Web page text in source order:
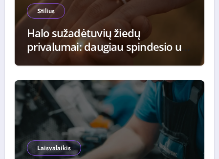
Stilius
Halo sužadėtuvių žiedų
privalumai: daugiau spindesio už
tą pačią kainą
Laisvalaikis